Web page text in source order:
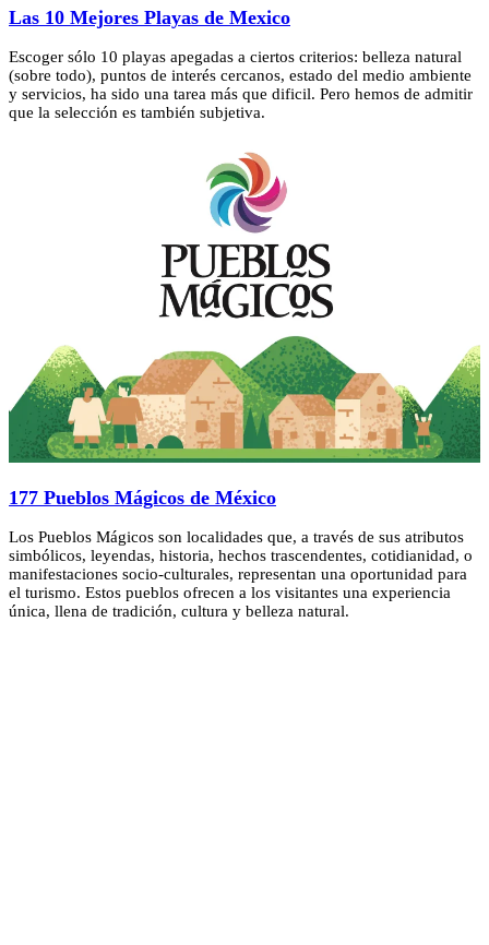
Las 10 Mejores Playas de Mexico
Escoger sólo 10 playas apegadas a ciertos criterios: belleza natural
(sobre todo), puntos de interés cercanos, estado del medio ambiente
y servicios, ha sido una tarea más que dificil. Pero hemos de admitir
que la selección es también subjetiva.
177 Pueblos Mágicos de México
Los Pueblos Mágicos son localidades que, a través de sus atributos
simbólicos, leyendas, historia, hechos trascendentes, cotidianidad, o
manifestaciones socio-culturales, representan una oportunidad para
el turismo. Estos pueblos ofrecen a los visitantes una experiencia
única, llena de tradición, cultura y belleza natural.